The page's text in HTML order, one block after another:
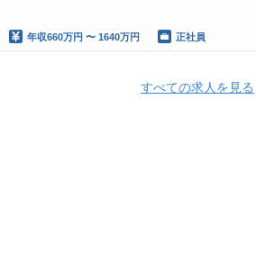
年収660万円 〜 1640万円 正社員
すべての求人を見る